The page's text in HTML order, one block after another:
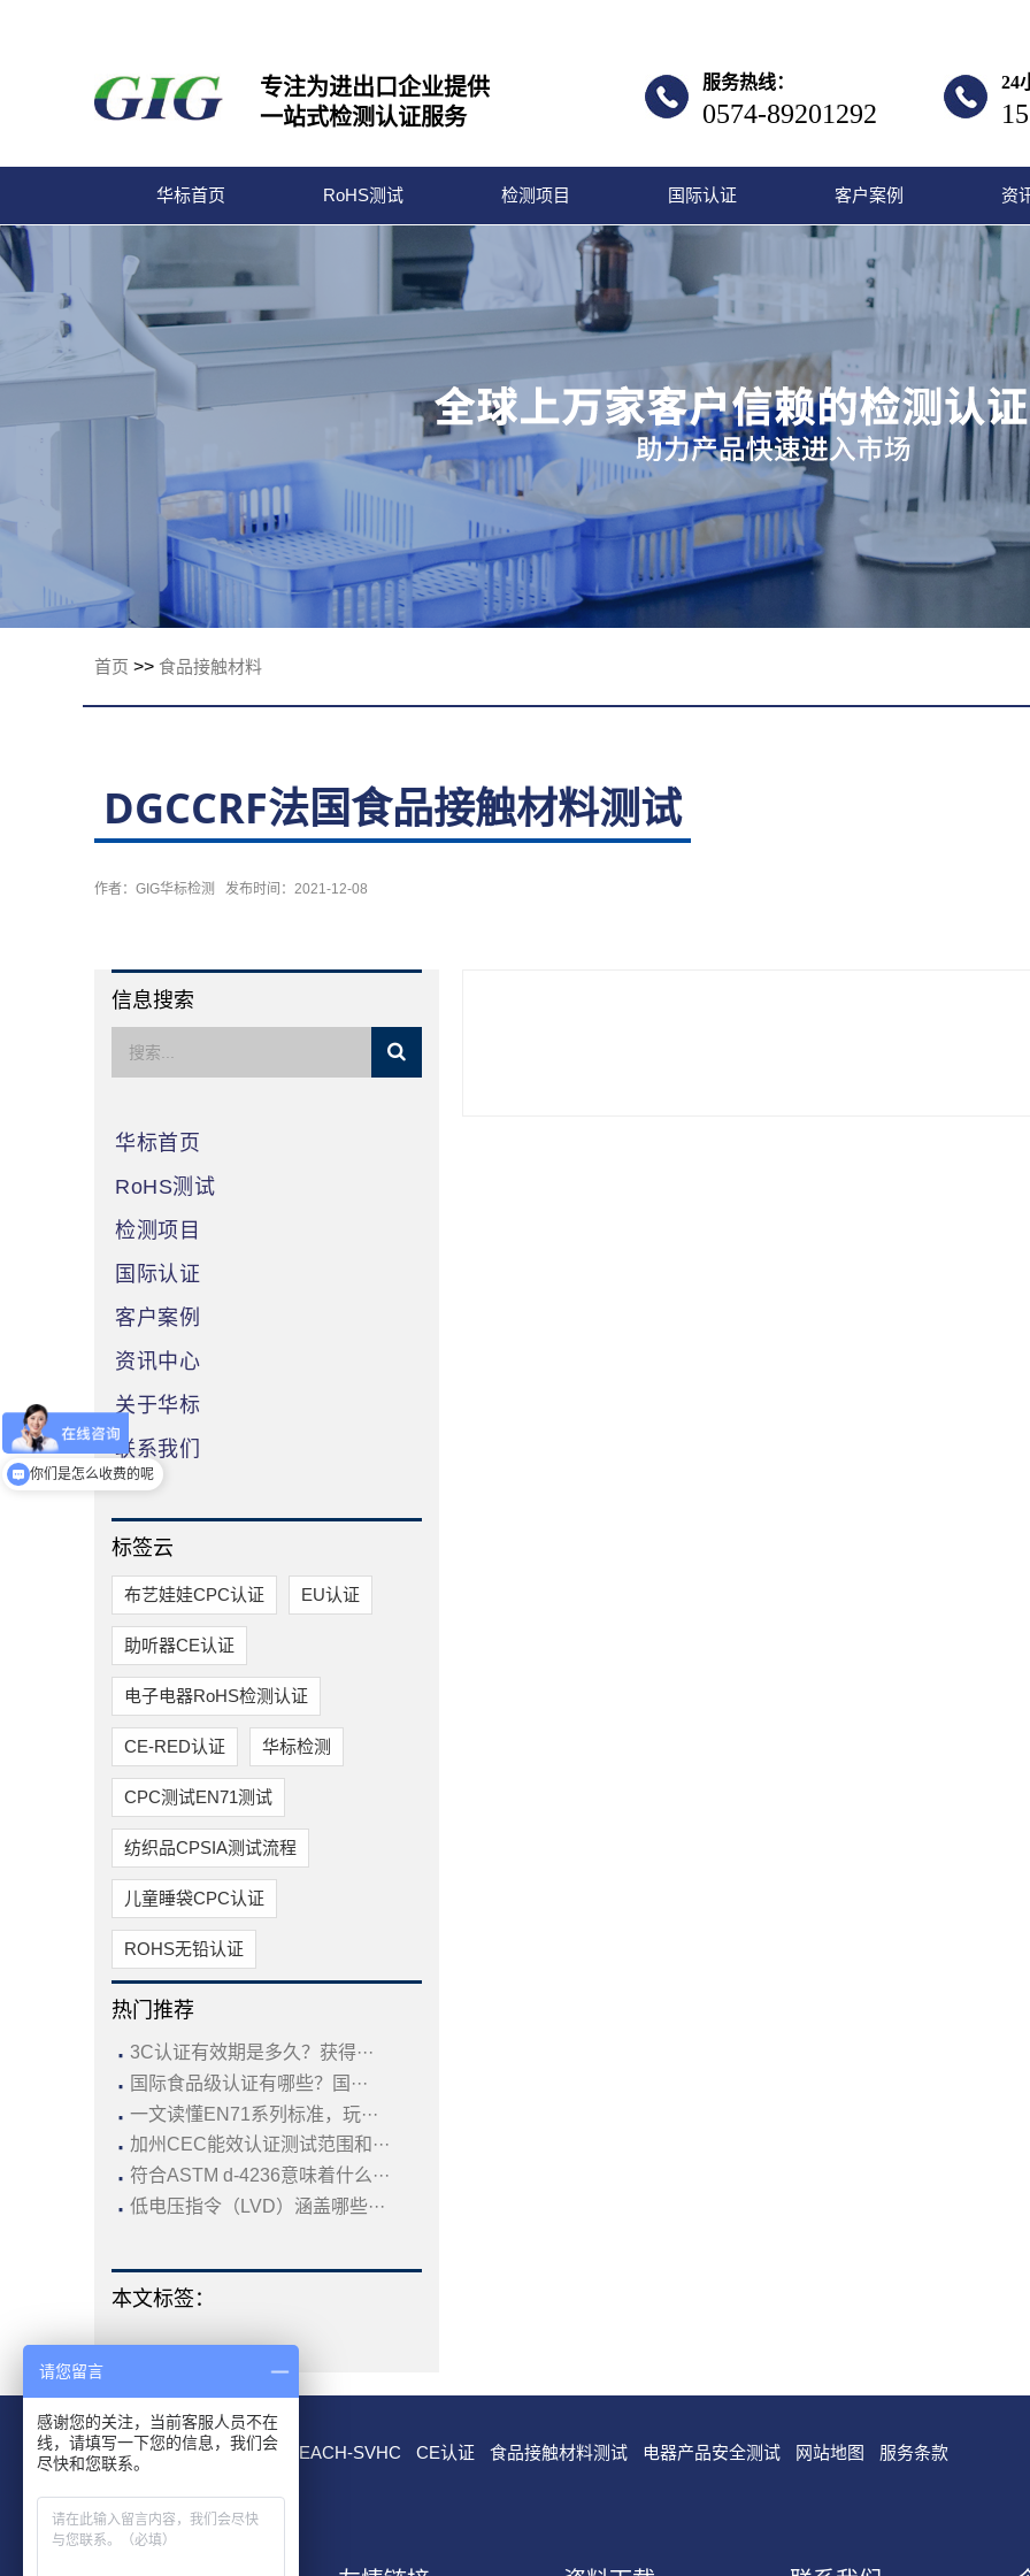
限公司
专注为进出口企业提供
一站式检测认证服务
服务热线：
0574-89201292
24
华标首页 RoHS测试 检测项目 国际认证 客户案例 资
首页 >> 食品接触材料
DGCCRF法国食品接触材料测试
作者：GIG华标检测 发布时间：2021-12-08
信息搜索
华标首页
RoHS测试
检测项目
国际认证
客户案例
资讯中心
关于华标
联系我们
标签云
布艺娃娃CPC认证 EU认证
助听器CE认证
电子电器RoHS检测认证
CE-RED认证 华标检测
CPC测试EN71测试
纺织品CPSIA测试流程
儿童睡袋CPC认证
ROHS无铅认证
热门推荐
· 3C认证有效期是多久？获得···
· 国际食品级认证有哪些？国···
· 一文读懂EN71系列标准，玩···
· 加州CEC能效认证测试范围和···
· 符合ASTM d-4236意味着什么···
· 低电压指令（LVD）涵盖哪些···
本文标签：
RoHS测试 EN 71测试 REACH-SVHC CE认证 食品接触材料测试 电器产品安全测试 网站地图 服务条款
你们是怎么收费的呢
请您留言
感谢您的关注，当前客服人员不在
线，请填写一下您的信息，我们会
尽快和您联系。